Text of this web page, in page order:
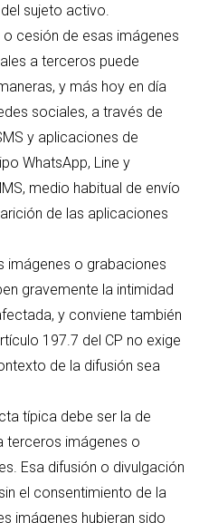
sujeto activo.
cesión de esas imágenes
a terceros puede
y más hoy en día
sociales, a través de
y aplicaciones de
WhatsApp, Line y
medio habitual de envío
de las aplicaciones
imágenes o grabaciones
gravemente la intimidad
y conviene también
197.7 del CP no exige
de la difusión sea
típica debe ser la de
terceros imágenes o
Esa difusión o divulgación
el consentimiento de la
imágenes hubieran sido